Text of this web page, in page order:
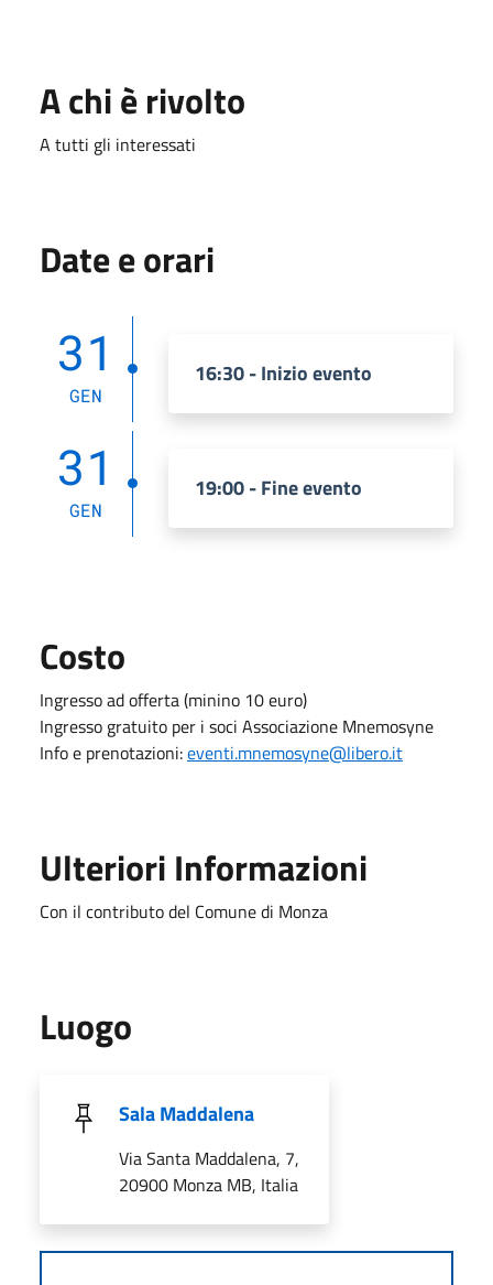
A chi è rivolto
A tutti gli interessati
Date e orari
31
GEN
16:30 - Inizio evento
31
GEN
19:00 - Fine evento
Costo
Ingresso ad offerta (minino 10 euro)
Ingresso gratuito per i soci Associazione Mnemosyne
Info e prenotazioni:eventi.mnemosyne@libero.it
Ulteriori Informazioni
Con il contributo del Comune di Monza
Luogo
Sala Maddalena
Via Santa Maddalena, 7,
20900 Monza MB, Italia